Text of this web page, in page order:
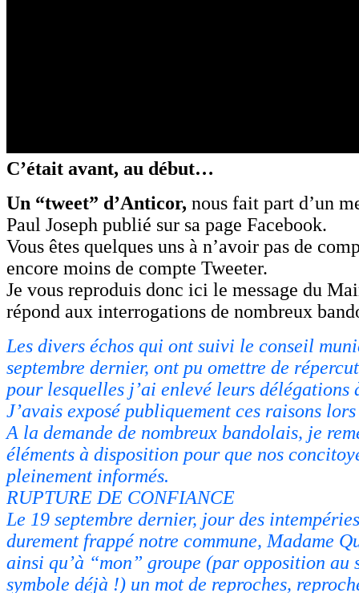
C’était avant, au début…
Un “tweet” d’Anticor, nous fait part d’un
Paul Joseph publié sur sa page Facebook.
Vous êtes quelques uns à n’avoir pas de
encore moins de compte Tweeter.
Je vous reproduis donc ici le message du
répond aux interrogations de nombreux
Les divers échos qui ont suivi le conseil
septembre dernier, ont pu omettre de
pour lesquelles j’ai enlevé leurs délégations
J’avais exposé publiquement ces raisons
A la demande de nombreux bandolais, je
éléments à disposition pour que nos
pleinement informés.
RUPTURE DE CONFIANCE
Le 19 septembre dernier, jour des
durement frappé notre commune, Madame
ainsi qu’à “mon” groupe (par opposition au
symbole déjà !) un mot de reproches,